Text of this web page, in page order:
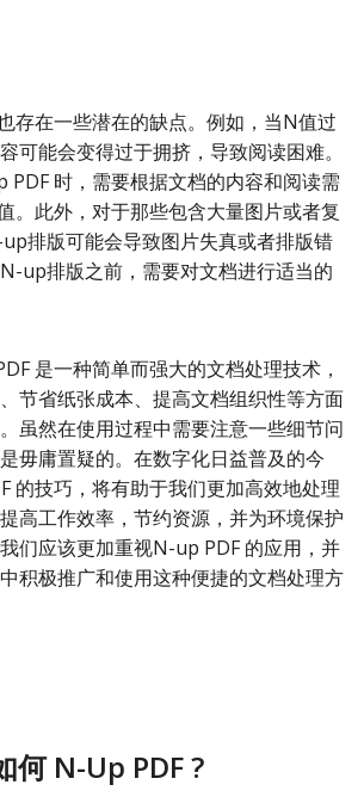
存在一些潜在的缺点。例如，当N值过
可能会变得过于拥挤，导致阅读困难。
PDF 时，需要根据文档的内容和阅读需
。此外，对于那些包含大量图片或者复
排版可能会导致图片失真或者排版错
up排版之前，需要对文档进行适当的
是一种简单而强大的文档处理技术，
节省纸张成本、提高文档组织性等方面
虽然在使用过程中需要注意一些细节问
毋庸置疑的。在数字化日益普及的今
的技巧，将有助于我们更加高效地处理
高工作效率，节约资源，并为环境保护
们应该更加重视N-up PDF 的应用，并
积极推广和使用这种便捷的文档处理方
何 N-Up PDF ?